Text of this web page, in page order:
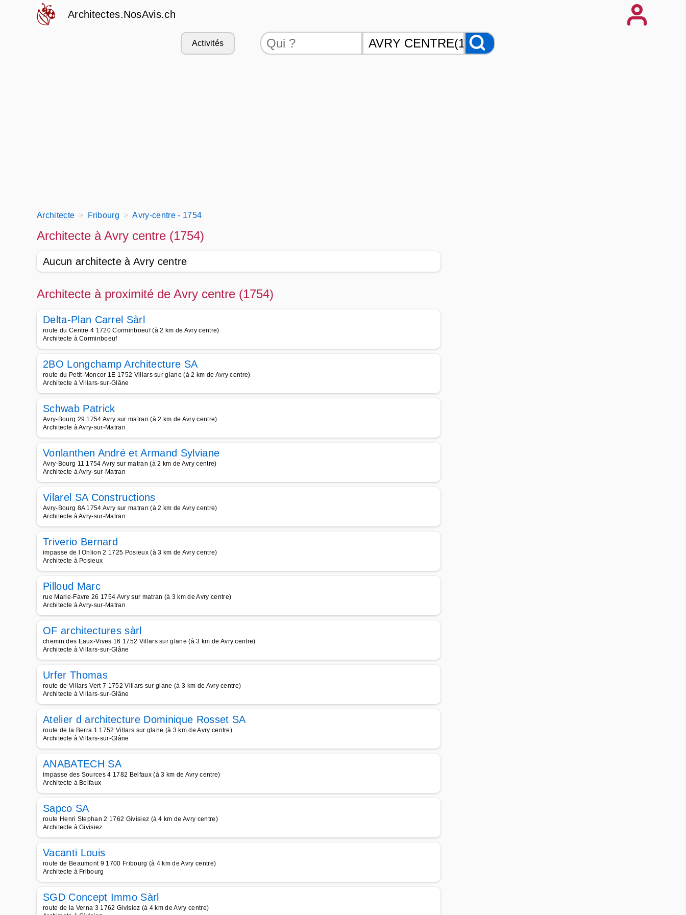
Architectes.NosAvis.ch
Activités
Architecte Fribourg Avry-centre - 1754
Architecte à Avry centre (1754)
Aucun architecte à Avry centre
Architecte à proximité de Avry centre (1754)
Delta-Plan Carrel Sàrl
route du Centre 4 1720 Corminboeuf (à 2 km de Avry centre)
Architecte à Corminboeuf
2BO Longchamp Architecture SA
route du Petit-Moncor 1E 1752 Villars sur glane (à 2 km de Avry centre)
Architecte à Villars-sur-Glâne
Schwab Patrick
Avry-Bourg 29 1754 Avry sur matran (à 2 km de Avry centre)
Architecte à Avry-sur-Matran
Vonlanthen André et Armand Sylviane
Avry-Bourg 11 1754 Avry sur matran (à 2 km de Avry centre)
Architecte à Avry-sur-Matran
Vilarel SA Constructions
Avry-Bourg 8A 1754 Avry sur matran (à 2 km de Avry centre)
Architecte à Avry-sur-Matran
Triverio Bernard
impasse de l Onlion 2 1725 Posieux (à 3 km de Avry centre)
Architecte à Posieux
Pilloud Marc
rue Marie-Favre 26 1754 Avry sur matran (à 3 km de Avry centre)
Architecte à Avry-sur-Matran
OF architectures sàrl
chemin des Eaux-Vives 16 1752 Villars sur glane (à 3 km de Avry centre)
Architecte à Villars-sur-Glâne
Urfer Thomas
route de Villars-Vert 7 1752 Villars sur glane (à 3 km de Avry centre)
Architecte à Villars-sur-Glâne
Atelier d architecture Dominique Rosset SA
route de la Berra 1 1752 Villars sur glane (à 3 km de Avry centre)
Architecte à Villars-sur-Glâne
ANABATECH SA
impasse des Sources 4 1782 Belfaux (à 3 km de Avry centre)
Architecte à Belfaux
Sapco SA
route Henri Stephan 2 1762 Givisiez (à 4 km de Avry centre)
Architecte à Givisiez
Vacanti Louis
route de Beaumont 9 1700 Fribourg (à 4 km de Avry centre)
Architecte à Fribourg
SGD Concept Immo Sàrl
route de la Verna 3 1762 Givisiez (à 4 km de Avry centre)